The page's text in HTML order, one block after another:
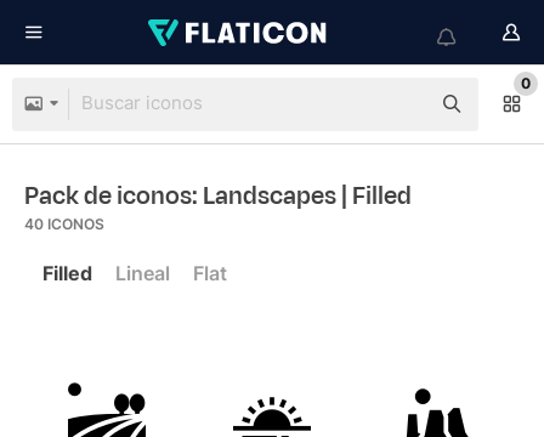
0
Pack de iconos: Landscapes| Filled
40 ICONOS
Filled Lineal Flat